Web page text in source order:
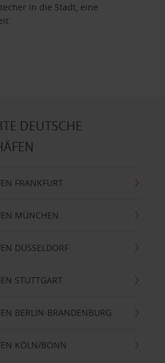
in die Stadt, eine
DEUTSCHE
FRANKFURT
MÜNCHEN
DÜSSELDORF
STUTTGART
BERLIN-BRANDENBURG
KÖLN/BONN